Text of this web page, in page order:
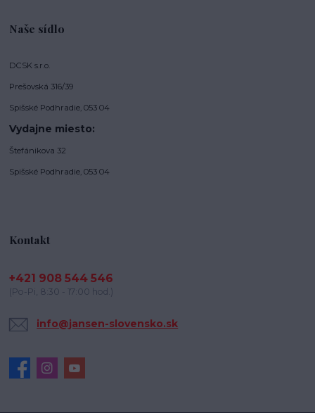
Naše sídlo
DCSK s.r.o.
Prešovská 316/39
Spišské Podhradie, 053 04
Vydajne miesto:
Štefánikova 32
Spišské Podhradie, 053 04
Kontakt
+421 908 544 546
(Po-Pi, 8:30 - 17:00 hod.)
info@jansen-slovensko.sk